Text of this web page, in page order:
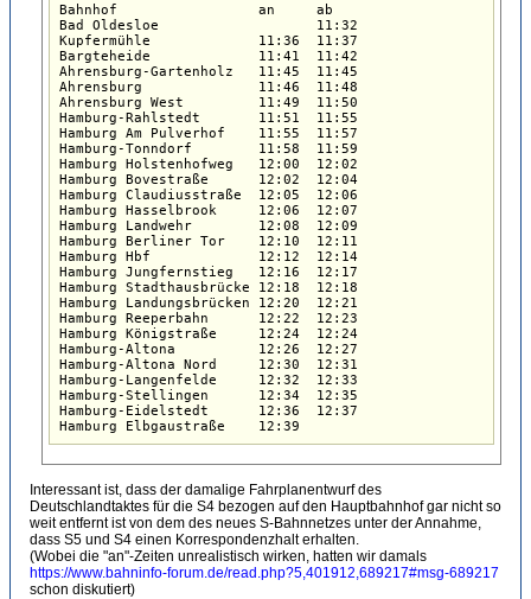
Bahnhof                 an     ab
Bad Oldesloe                   11:32
Kupfermühle             11:36  11:37
Bargteheide             11:41  11:42
Ahrensburg-Gartenholz   11:45  11:45
Ahrensburg              11:46  11:48
Ahrensburg West         11:49  11:50
Hamburg-Rahlstedt       11:51  11:55
Hamburg Am Pulverhof    11:55  11:57
Hamburg-Tonndorf        11:58  11:59
Hamburg Holstenhofweg   12:00  12:02
Hamburg Bovestraße      12:02  12:04
Hamburg Claudiusstraße  12:05  12:06
Hamburg Hasselbrook     12:06  12:07
Hamburg Landwehr        12:08  12:09
Hamburg Berliner Tor    12:10  12:11
Hamburg Hbf             12:12  12:14
Hamburg Jungfernstieg   12:16  12:17
Hamburg Stadthausbrücke 12:18  12:18
Hamburg Landungsbrücken 12:20  12:21
Hamburg Reeperbahn      12:22  12:23
Hamburg Königstraße     12:24  12:24
Hamburg-Altona          12:26  12:27
Hamburg-Altona Nord     12:30  12:31
Hamburg-Langenfelde     12:32  12:33
Hamburg-Stellingen      12:34  12:35
Hamburg-Eidelstedt      12:36  12:37
Interessant ist, dass der damalige Fahrplanentwurf des
Deutschlandtaktes für die S4 bezogen auf den Hauptbahnhof gar nicht so
weit entfernt ist von dem des neues S-Bahnnetzes unter der Annahme,
dass S5 und S4 einen Korrespondenzhalt erhalten.
(Wobei die "an"-Zeiten unrealistisch wirken, hatten wir damals
https://www.bahninfo-forum.de/read.php?5,401912,689217#msg-689217
schon diskutiert)